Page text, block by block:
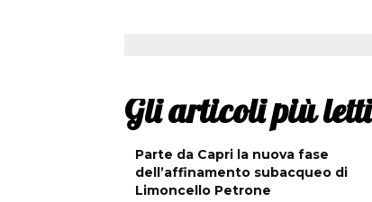
Gli articoli più letti
Parte da Capri la nuova fase
dell’affinamento subacqueo di
Limoncello Petrone